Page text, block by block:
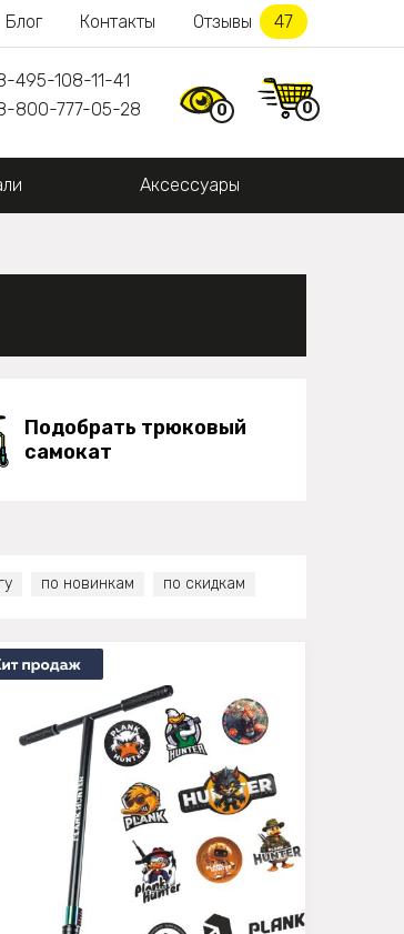
Блог Контакты Отзывы 47
495-108-11-41
800-777-05-28
0 0
Аксессуары
Подобрать трюковый
самокат
по новинкам по скидкам